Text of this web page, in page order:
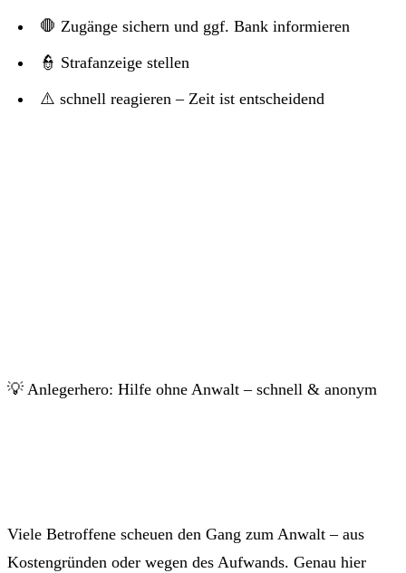
🛑 Zugänge sichern und ggf. Bank informieren
👮 Strafanzeige stellen
⚠️ schnell reagieren – Zeit ist entscheidend
💡 Anlegerhero: Hilfe ohne Anwalt – schnell & anonym
Viele Betroffene scheuen den Gang zum Anwalt – aus
Kostengründen oder wegen des Aufwands. Genau hier